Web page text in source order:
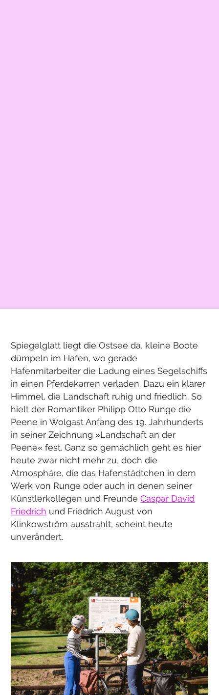
Spiegelglatt liegt die Ostsee da, kleine Boote
dümpeln im Hafen, wo gerade
Hafenmitarbeiter die Ladung eines Segelschiffs
in einen Pferdekarren verladen. Dazu ein klarer
Himmel, die Landschaft ruhig und friedlich. So
hielt der Romantiker Philipp Otto Runge die
Peene in Wolgast Anfang des 19. Jahrhunderts
in seiner Zeichnung »Landschaft an der
Peene« fest. Ganz so gemächlich geht es hier
heute zwar nicht mehr zu, doch die
Atmosphäre, die das Hafenstädtchen in dem
Werk von Runge oder auch in denen seiner
Künstlerkollegen und FreundeCaspar David
Friedrich und Friedrich August von
Klinkowström ausstrahlt, scheint heute
unverändert.